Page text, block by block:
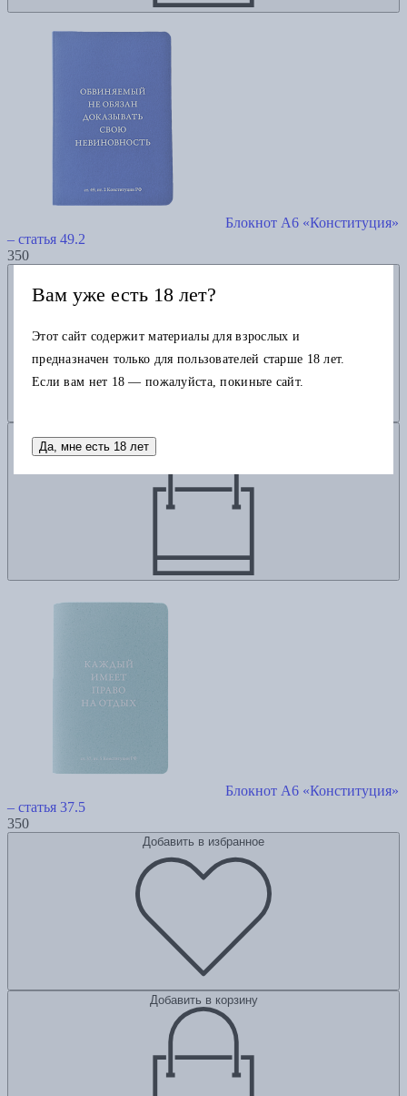
Блокнот А6 «Конституция»
– статья 49.2
350
Блокнот А6 «Конституция»
– статья 37.5
350
Добавить в избранное
Добавить в корзину
Вам уже есть 18 лет?
Этот сайт содержит материалы для взрослых и
предназначен только для пользователей старше 18 лет.
Если вам нет 18 — пожалуйста, покиньте сайт.
Да, мне есть 18 лет